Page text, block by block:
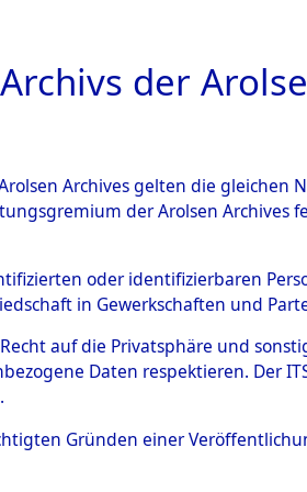
ÜBERSICHT BILD
über
deren
der
Archives gelten die
der Arolsen
oder identifizierbaren
in Gewerkschaften und
auf die Privatsphäre und
Daten respektieren. Der
Gründen einer